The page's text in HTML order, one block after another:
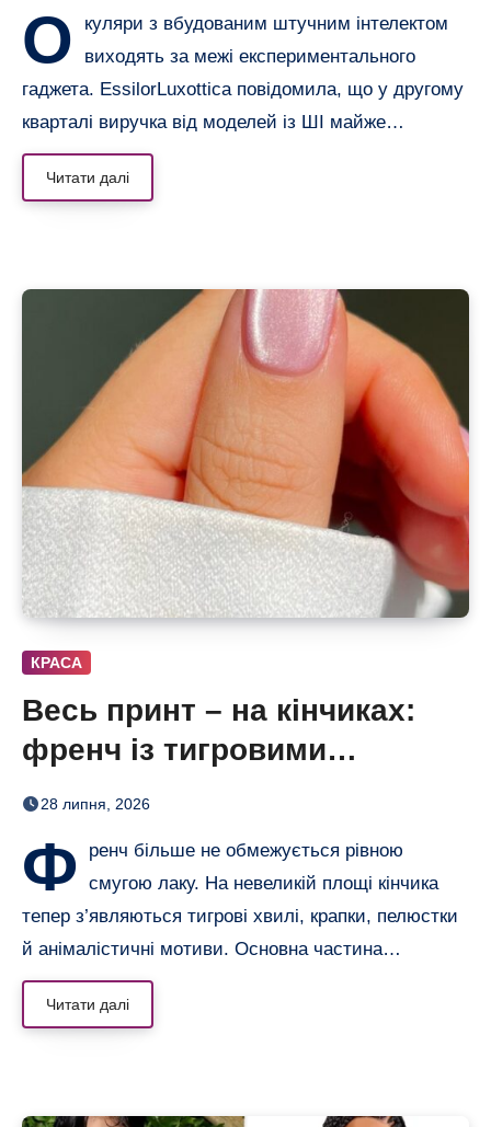
О
куляри з вбудованим штучним інтелектом
виходять за межі експериментального
гаджета. EssilorLuxottica повідомила, що у другому
кварталі виручка від моделей із ШІ майже…
Читати далі
КРАСА
Весь принт – на кінчиках:
френч із тигровими
смугами, квітами і хвилями
28 липня, 2026
Ф
ренч більше не обмежується рівною
смугою лаку. На невеликій площі кінчика
тепер з’являються тигрові хвилі, крапки, пелюстки
й анімалістичні мотиви. Основна частина…
Читати далі